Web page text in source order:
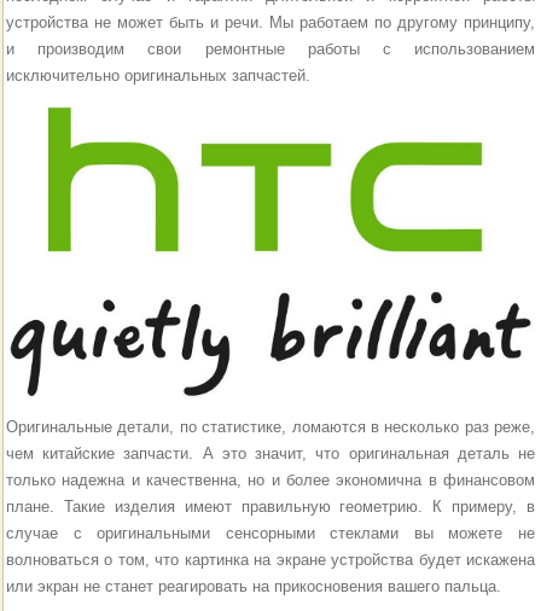
устройства не может быть и речи. Мы работаем по другому принципу,
и производим свои ремонтные работы с использованием
исключительно оригинальных запчастей.
Оригинальные детали, по статистике, ломаются в несколько раз реже,
чем китайские запчасти. А это значит, что оригинальная деталь не
только надежна и качественна, но и более экономична в финансовом
плане. Такие изделия имеют правильную геометрию. К примеру, в
случае с оригинальными сенсорными стеклами вы можете не
волноваться о том, что картинка на экране устройства будет искажена
или экран не станет реагировать на прикосновения вашего пальца.